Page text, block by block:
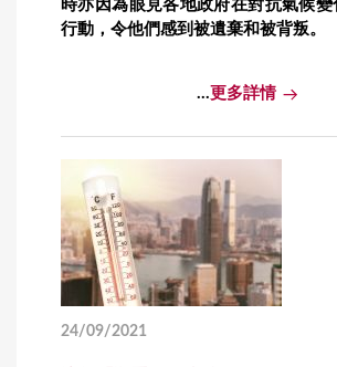
時亦因為眼見各地政府在對抗氣候
行動，令他們感到被遺棄和被背叛。
... 更多詳情
24/09/2021